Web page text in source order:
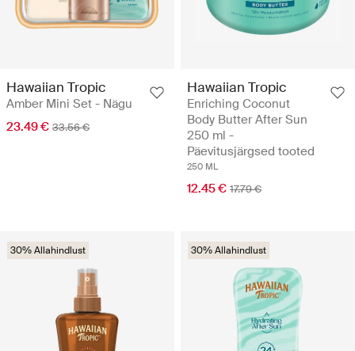
Hawaiian Tropic
Amber Mini Set - Nägu
23.49 € 33.56 €
Hawaiian Tropic
Enriching Coconut
Body Butter After Sun
250 ml -
Päevitusjärgsed tooted
250 ML
12.45 € 17.79 €
30% Allahindlust 30% Allahindlust